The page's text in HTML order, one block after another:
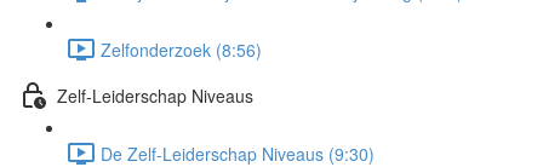
Zelfonderzoek (8:56)
Zelf-Leiderschap Niveaus
De Zelf-Leiderschap Niveaus (9:30)